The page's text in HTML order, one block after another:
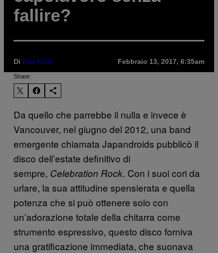
fallire?
Di Dan Ozzi Febbraio 13, 2017, 6:35am
Share:
Da quello che parrebbe il nulla e invece è
Vancouver, nel giugno del 2012, una band
emergente chiamata Japandroids pubblicò il
disco dell’estate definitivo di
sempre, Celebration Rock. Con i suoi cori da
urlare, la sua attitudine spensierata e quella
potenza che si può ottenere solo con
un’adorazione totale della chitarra come
strumento espressivo, questo disco forniva
una gratificazione immediata, che suonava